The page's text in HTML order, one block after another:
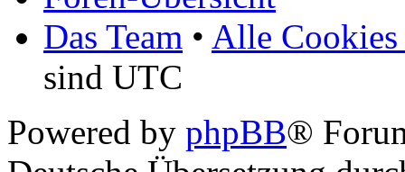
Das Team • Alle Cookies
sind UTC
Powered by phpBB®